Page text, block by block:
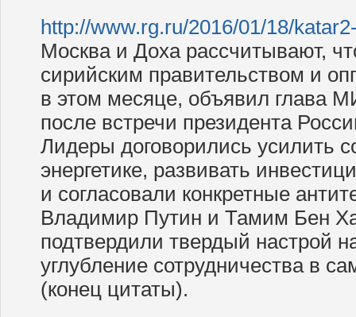
http://www.rg.ru/2016/01/18/
Москва и Доха рассчитывают,
сирийским правительством и
в этом месяце, объявил глава
после встречи президента
Лидеры договорились усилить
энергетике, развивать
и согласовали конкретные
Владимир Путин и Тамим Бен
подтвердили твердый настрой
углубление сотрудничества в
(конец цитаты).